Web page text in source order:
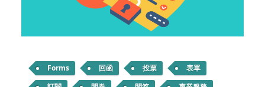
Forms 回函 投票
表單